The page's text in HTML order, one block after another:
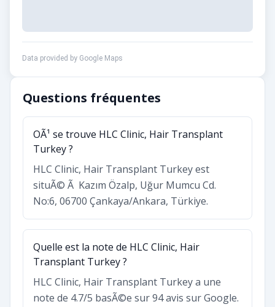
Data provided by Google Maps
Questions fréquentes
OÃ¹ se trouve HLC Clinic, Hair Transplant
Turkey ?
HLC Clinic, Hair Transplant Turkey est
situÃ© Ã Kazım Özalp, Uğur Mumcu Cd.
No:6, 06700 Çankaya/Ankara, Türkiye.
Quelle est la note de HLC Clinic, Hair
Transplant Turkey ?
HLC Clinic, Hair Transplant Turkey a une
note de 4.7/5 basÃ©e sur 94 avis sur Google.